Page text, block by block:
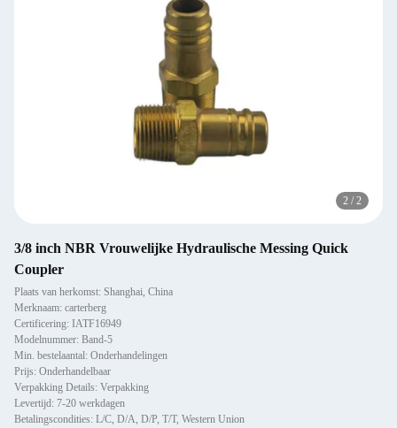
2 / 2
3/8 inch NBR Vrouwelijke Hydraulische Messing Quick
Coupler
Plaats van herkomst: Shanghai, China
Merknaam: carterberg
Certificering: IATF16949
Modelnummer: Band-5
Min. bestelaantal: Onderhandelingen
Prijs: Onderhandelbaar
Verpakking Details: Verpakking
Levertijd: 7-20 werkdagen
Betalingscondities: L/C, D/A, D/P, T/T, Western Union